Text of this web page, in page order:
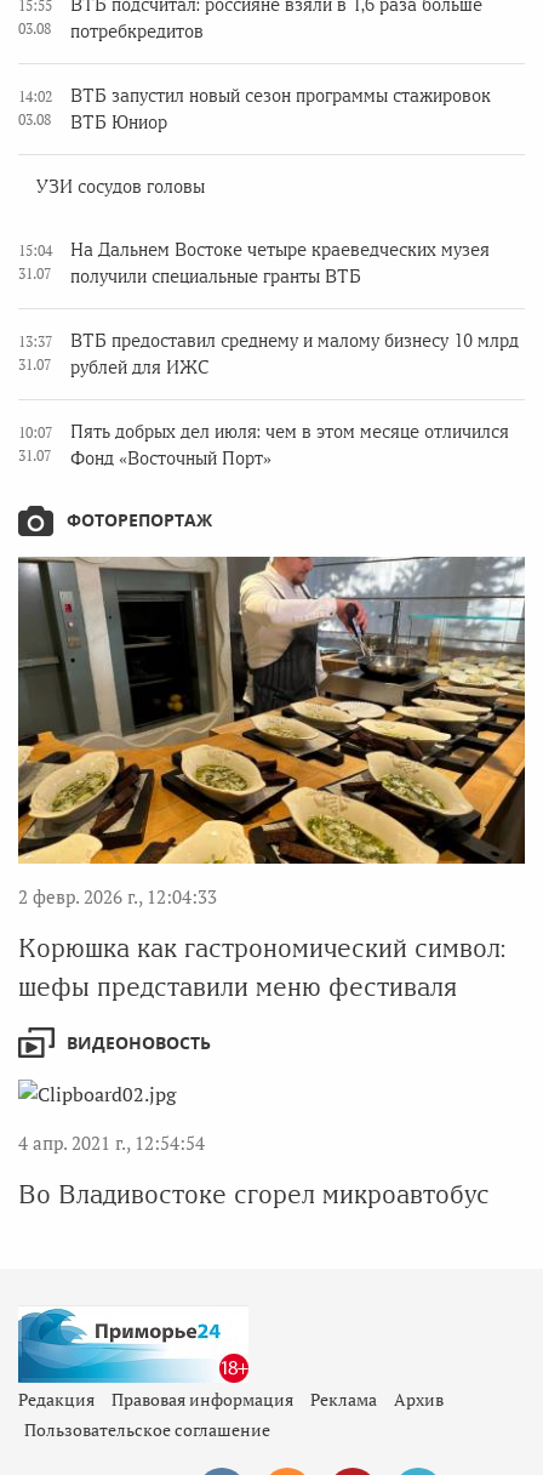
15:55
03.08
ВТБ подсчитал: россияне взяли в 1,6 раза больше
потребкредитов
14:02
03.08
ВТБ запустил новый сезон программы стажировок
ВТБ Юниор
УЗИ сосудов головы
15:04
31.07
На Дальнем Востоке четыре краеведческих музея
получили специальные гранты ВТБ
13:37
31.07
ВТБ предоставил среднему и малому бизнесу 10 млрд
рублей для ИЖС
10:07
31.07
Пять добрых дел июля: чем в этом месяце отличился
Фонд «Восточный Порт»
ФОТОРЕПОРТАЖ
2 февр. 2026 г., 12:04:33
Корюшка как гастрономический символ:
шефы представили меню фестиваля
ВИДЕОНОВОСТЬ
4 апр. 2021 г., 12:54:54
Во Владивостоке сгорел микроавтобус
Редакция Правовая информация Реклама
Архив
Пользовательское соглашение